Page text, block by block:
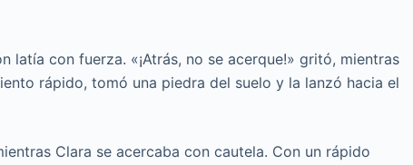
latía con fuerza. «¡Atrás, no se acerque!» gritó, mientras
rápido, tomó una piedra del suelo y la lanzó hacia el
Clara se acercaba con cautela. Con un rápido